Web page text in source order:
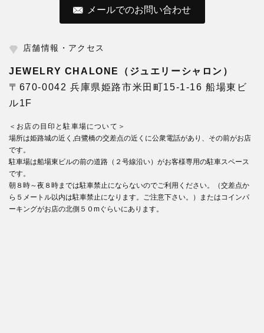
メールでのお問い合わせ
店舗情報・アクセス
JEWELRY CHALONE（ジュエリーシャロン）
〒670-0042 兵庫県姫路市米田町15-1-16 船場東ビ
ル1F
＜お店の目印と駐車場について＞
場所は姫路城の近く,白鷺橋の交差点の近くに公衆電話があり、その前がお店
です。
駐車場は船場東ビルの前の道路（２号線沿い）がお客様専用の駐車スペース
です。
朝８時～夜８時までは駐車禁止にならないのでご利用ください。（交差点か
ら５メートル以内は駐車禁止になります。ご注意下さい。）またはコインパ
ーキングがお店の北側５０mぐらいにあります。